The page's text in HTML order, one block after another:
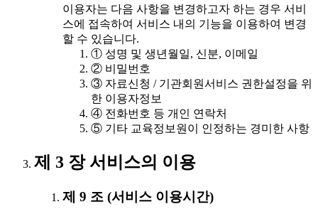
이용자는 다음 사항을 변경하고자 하는 경우 서비
스에 접속하여 서비스 내의 기능을 이용하여 변경
할 수 있습니다.
① 성명 및 생년월일, 신분, 이메일
② 비밀번호
③ 자료신청 / 기관회원서비스 권한설정을 위
한 이용자정보
④ 전화번호 등 개인 연락처
⑤ 기타 교육정보원이 인정하는 경미한 사항
제 3 장 서비스의 이용
제 9 조 (서비스 이용시간)